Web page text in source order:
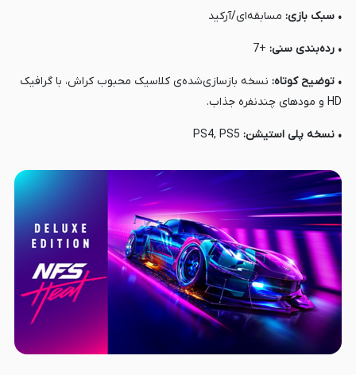
• سبک بازی:مسابقه‌ای/آرکید
• رده‌بندی سنی: +7
• توضیح کوتاه:نسخه بازسازی‌شده‌ی کلاسیک محبوب کراش، با گرافیک
HD و مودهای چندنفره جذاب.
• نسخه پلی استیشن:PS4, PS5